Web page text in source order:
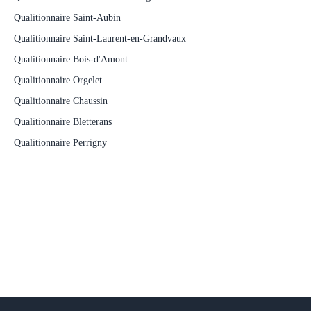
Qualitionnaire Saint-Aubin
Qualitionnaire Saint-Laurent-en-Grandvaux
Qualitionnaire Bois-d'Amont
Qualitionnaire Orgelet
Qualitionnaire Chaussin
Qualitionnaire Bletterans
Qualitionnaire Perrigny